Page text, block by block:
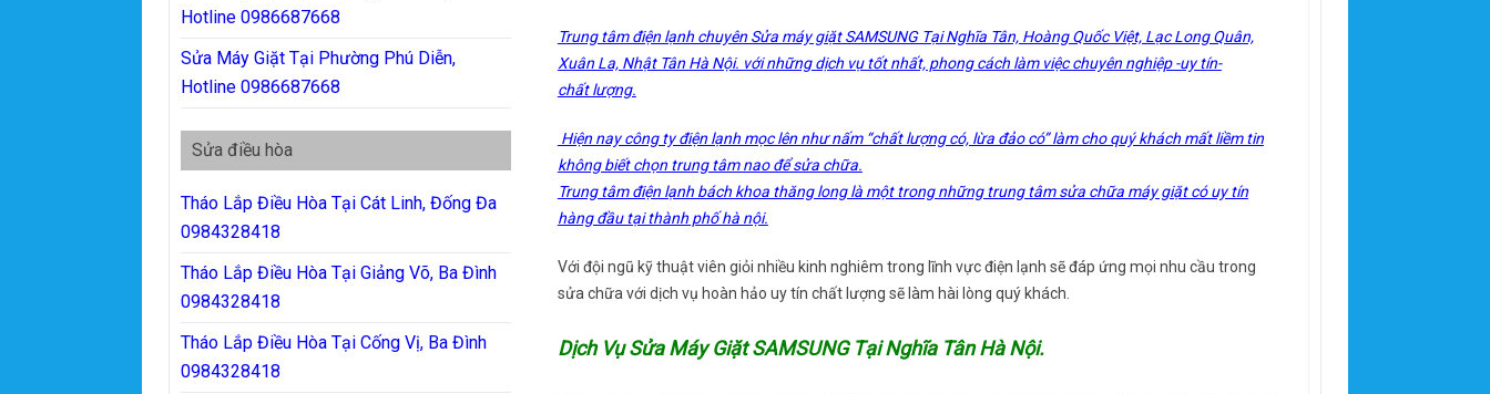
Trung tâm điện lạnh chuyên Sửa máy giặt SAMSUNG Tại Nghĩa Tân, Hoàng Quốc Việt, Lạc Long Quân,
Xuân La, Nhật Tân Hà Nội. với những dịch vụ tốt nhất, phong cách làm việc chuyên nghiệp -uy tín-
chất lượng.
Hiện nay công ty điện lạnh mọc lên như nấm “chất lượng có, lừa đảo có” làm cho quý khách mất liềm tin
không biết chọn trung tâm nao để sửa chữa.
Trung tâm điện lạnh bách khoa thăng long là một trong những trung tâm sửa chữa máy giặt có uy tín
hàng đầu tại thành phố hà nội.
Với đội ngũ kỹ thuật viên giỏi nhiều kinh nghiêm trong lĩnh vực điện lạnh sẽ đáp ứng mọi nhu cầu trong
sửa chữa với dịch vụ hoàn hảo uy tín chất lượng sẽ làm hài lòng quý khách.
Dịch Vụ Sửa Máy Giặt SAMSUNG Tại Nghĩa Tân Hà Nội.
Hotline 0986687668
Sửa Máy Giặt Tại Phường Phú Diễn,
Hotline 0986687668
Sửa điều hòa
Tháo Lắp Điều Hòa Tại Cát Linh, Đống Đa
0984328418
Tháo Lắp Điều Hòa Tại Giảng Võ, Ba Đình
0984328418
Tháo Lắp Điều Hòa Tại Cống Vị, Ba Đình
0984328418